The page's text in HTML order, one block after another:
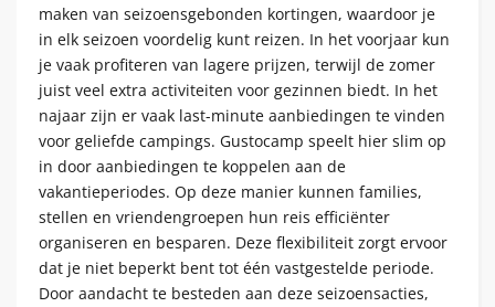
maken van seizoensgebonden kortingen, waardoor je
in elk seizoen voordelig kunt reizen. In het voorjaar kun
je vaak profiteren van lagere prijzen, terwijl de zomer
juist veel extra activiteiten voor gezinnen biedt. In het
najaar zijn er vaak last-minute aanbiedingen te vinden
voor geliefde campings. Gustocamp speelt hier slim op
in door aanbiedingen te koppelen aan de
vakantieperiodes. Op deze manier kunnen families,
stellen en vriendengroepen hun reis efficiënter
organiseren en besparen. Deze flexibiliteit zorgt ervoor
dat je niet beperkt bent tot één vastgestelde periode.
Door aandacht te besteden aan deze seizoensacties,